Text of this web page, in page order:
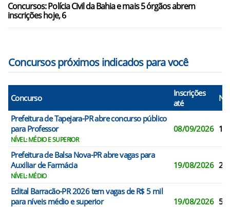
Concursos: Polícia Civil da Bahia e mais 5 órgãos abrem
inscrições hoje, 6
Concursos próximos indicados para você
Concurso
Inscrições
até
N°
Prefeitura de Tapejara-PR abre concurso público
para Professor
NÍVEL: MÉDIO E SUPERIOR
08/09/2026 11
Prefeitura de Balsa Nova-PR abre vagas para
Auxiliar de Farmácia
NÍVEL: MÉDIO
19/08/2026 2
Edital Barracão-PR 2026 tem vagas de R$ 5 mil
para níveis médio e superior
19/08/2026 5